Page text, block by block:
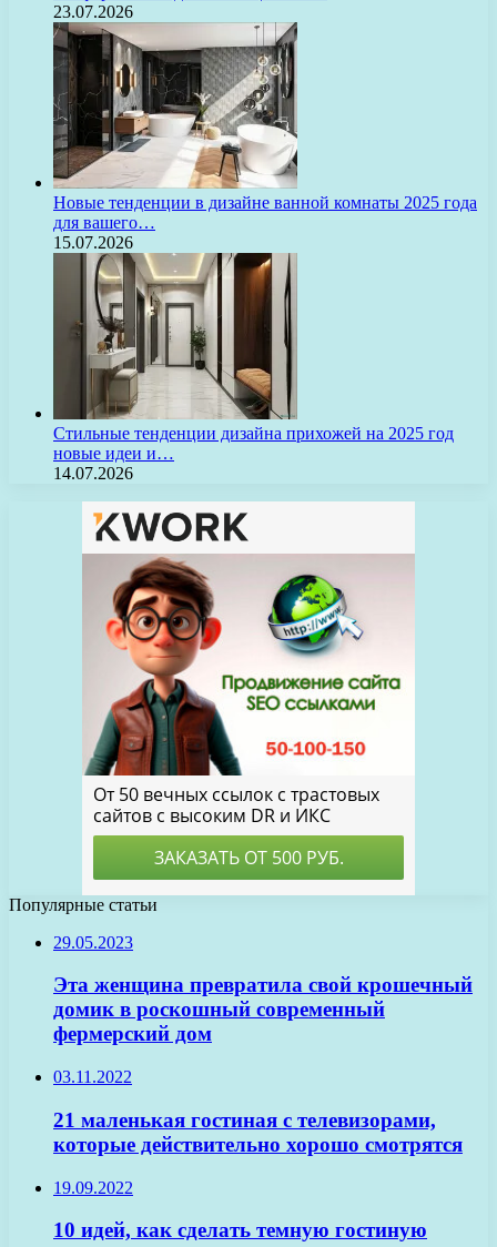
23.07.2026
Новые тенденции в дизайне ванной комнаты 2025 года
для вашего…
15.07.2026
Стильные тенденции дизайна прихожей на 2025 год
новые идеи и…
14.07.2026
Популярные статьи
29.05.2023
Эта женщина превратила свой крошечный
домик в роскошный современный
фермерский дом
03.11.2022
21 маленькая гостиная с телевизорами,
которые действительно хорошо смотрятся
19.09.2022
10 идей, как сделать темную гостиную